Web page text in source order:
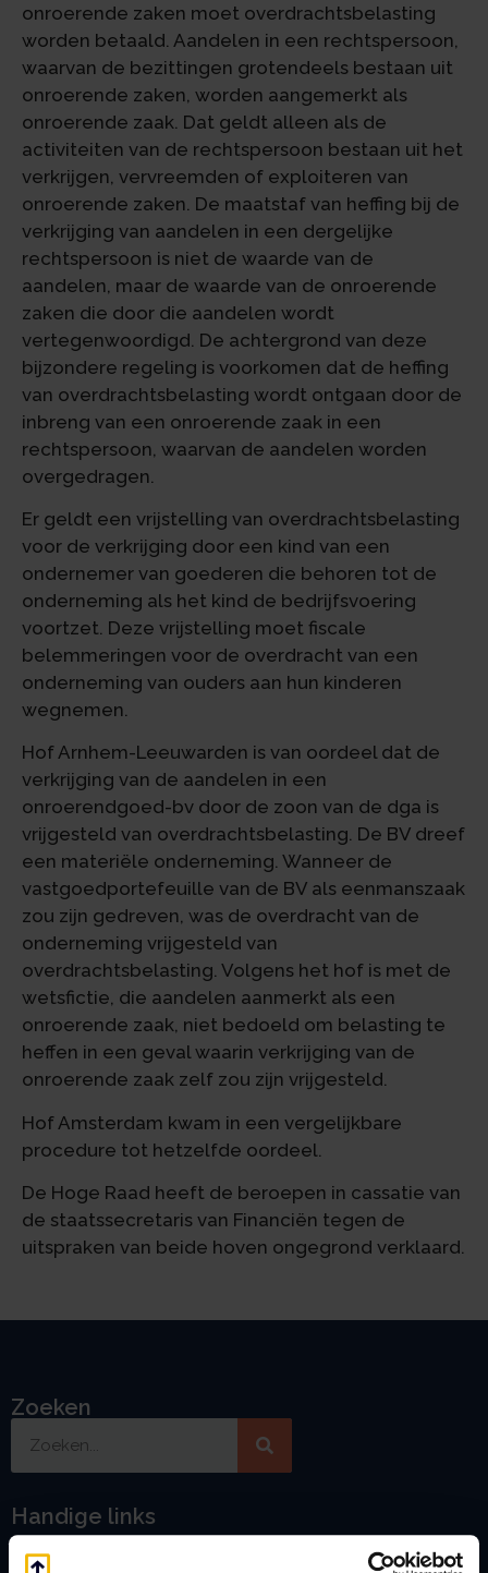
onroerende zaken moet overdrachtsbelasting
worden betaald. Aandelen in een rechtspersoon,
waarvan de bezittingen grotendeels bestaan uit
onroerende zaken, worden aangemerkt als
onroerende zaak. Dat geldt alleen als de
activiteiten van de rechtspersoon bestaan uit het
verkrijgen, vervreemden of exploiteren van
onroerende zaken. De maatstaf van heffing bij de
verkrijging van aandelen in een dergelijke
rechtspersoon is niet de waarde van de
aandelen, maar de waarde van de onroerende
zaken die door die aandelen wordt
vertegenwoordigd. De achtergrond van deze
bijzondere regeling is voorkomen dat de heffing
van overdrachtsbelasting wordt ontgaan door de
inbreng van een onroerende zaak in een
rechtspersoon, waarvan de aandelen worden
overgedragen.
Er geldt een vrijstelling van overdrachtsbelasting
voor de verkrijging door een kind van een
ondernemer van goederen die behoren tot de
onderneming als het kind de bedrijfsvoering
voortzet. Deze vrijstelling moet fiscale
belemmeringen voor de overdracht van een
onderneming van ouders aan hun kinderen
wegnemen.
Hof Arnhem-Leeuwarden is van oordeel dat de
verkrijging van de aandelen in een
onroerendgoed-bv door de zoon van de dga is
vrijgesteld van overdrachtsbelasting. De BV dreef
een materiële onderneming. Wanneer de
vastgoedportefeuille van de BV als eenmanszaak
zou zijn gedreven, was de overdracht van de
onderneming vrijgesteld van
overdrachtsbelasting. Volgens het hof is met de
wetsfictie, die aandelen aanmerkt als een
onroerende zaak, niet bedoeld om belasting te
heffen in een geval waarin verkrijging van de
onroerende zaak zelf zou zijn vrijgesteld.
Hof Amsterdam kwam in een vergelijkbare
procedure tot hetzelfde oordeel.
De Hoge Raad heeft de beroepen in cassatie van
de staatssecretaris van Financiën tegen de
uitspraken van beide hoven ongegrond verklaard.
Zoeken
Handige links
A